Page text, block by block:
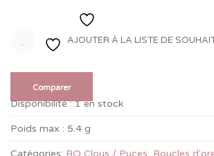
AJOUTER À LA LISTE DE
Comparer
Disponibilité : 1 en stock
Poids max : 5.4 g
Catégories: BO Clous / Puces, Boucles